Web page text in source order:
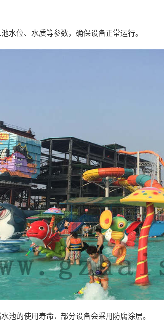
水位、水质等参数，确保设备正常运行。
池的使用寿命，部分设备会采用防腐涂层。